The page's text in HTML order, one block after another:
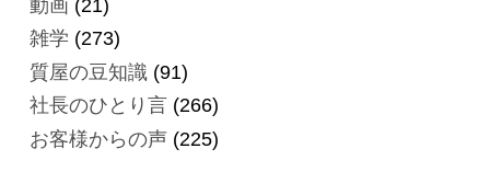
動画(21)
雑学 (273)
質屋の豆知識(91)
社長のひとり言(266)
お客様からの声(225)